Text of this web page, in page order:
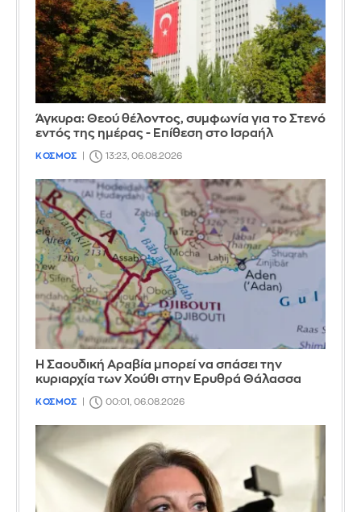
Άγκυρα: Θεού θέλοντος, συμφωνία για το Στενό
εντός της ημέρας - Επίθεση στο Ισραήλ
ΚΟΣΜΟΣ 13:23, 06.08.2026
Η Σαουδική Αραβία μπορεί να σπάσει την
κυριαρχία των Χούθι στην Ερυθρά Θάλασσα
ΚΟΣΜΟΣ 00:01, 06.08.2026